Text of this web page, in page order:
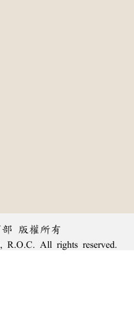
部 版權所有
R.O.C. All rights reserved.